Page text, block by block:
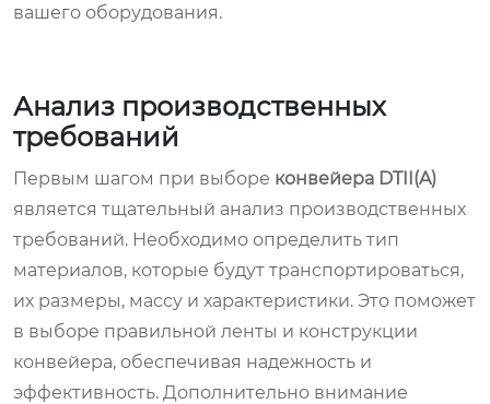
вашего оборудования.
Анализ производственных
требований
Первым шагом при выборе конвейера DTII(A)
является тщательный анализ производственных
требований. Необходимо определить тип
материалов, которые будут транспортироваться,
их размеры, массу и характеристики. Это поможет
в выборе правильной ленты и конструкции
конвейера, обеспечивая надежность и
эффективность. Дополнительно внимание